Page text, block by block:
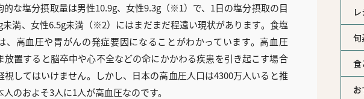
的な塩分摂取量は男性10.9g、女性9.3g（※1）で、1日の塩分摂取の目
未満、女性6.5g未満（※2）にはまだまだ程遠い現状があります。食塩
、高血圧や胃がんの発症要因になることがわかっています。高血圧
放置すると脳卒中や心不全などの命にかかわる疾患を引き起こす場合
視してはいけません。しかし、日本の高血圧人口は4300万人いると推
のおよそ3人に1人が高血圧なのです。
旬
食